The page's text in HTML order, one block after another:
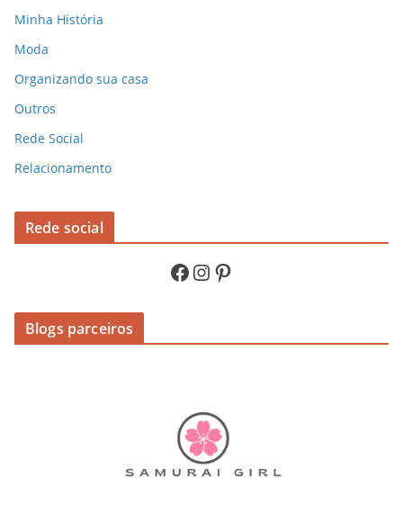
Minha História
Moda
Organizando sua casa
Outros
Rede Social
Relacionamento
Rede social
Facebook InstagramPinterest
Blogs parceiros